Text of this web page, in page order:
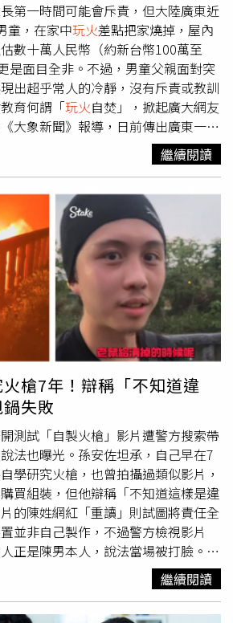
第一時間可能會斥責，但大陸廣東近
童，在家中玩火差點把家燒掉，屋內
數十萬人民幣（約新台幣100萬至
是面目全非。不過，男童父親面對突
出超乎常人的冷靜，沒有斥責或教訓
育何謂「玩火自焚」，掀起廣大網友
大象新聞》報導，日前傳出廣東一名
差點燒掉房子；但男童父親面對家中大
重，卻沒有斥責或打罵孩子，反而平
心」，隨後更機會教育，告訴他這就
希望兒子記得玩火
會造成的嚴重後果。
因極度害怕而不敢在第一時間坦承，
特地從火場中找出剛買的4包香煙遞
真地表示，自己的存錢筒沒被燒毀，
補家中損失，讓父親既無奈又心疼。
所以能按捺住怒火，是因為兒子平日
歲就會主動幫忙洗碗、拖地，甚至能
父母勞累還會貼心按摩。除此之外，男
5歲，根本還沒有金錢與財物價值的
出於對父親的愛，並非故意惡作劇。
然家中損失令人痛心，但只要父子兩
是最大的幸運。該名男童的父親如此
式，獲得大批網友讚賞，但不少人也
高昂。而當地消防單位與法律專家提
子的防火教育，告誡切勿玩火；若因
火災，導致他人生命或財產受損，父母
須承擔民事侵權的損害賠償責任，家
造成無法挽回的遺憾。
繼續閱讀
槍7年！辯稱「不知道違
失敗
測試「自製火槍」影片遭警方搜索帶
法也曝光。孫安佐坦承，自己早在7
學研究火槍，也曾拍攝過類似影片，
買組裝，但他辯稱「不知道這樣是違
的陳姓網紅「重讀」則試圖將責任全
並非自己製作，不過警方檢視影片
正是陳男本人，說法當場被打臉。根
》報導，面對警方偵訊，孫安佐坦
相關知識，長期透過網路自學研究火
裝。他供稱，之前也拍過類似影片，
繼續閱讀